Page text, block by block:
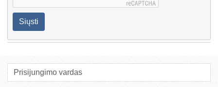
Siųsti
Prisijungimo vardas